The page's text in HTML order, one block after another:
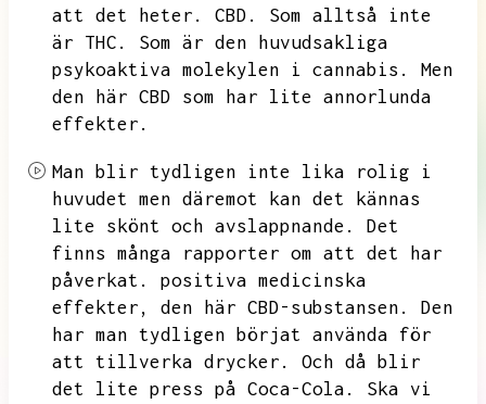
att det heter.
CBD.
Som alltså inte
är THC.
Som är den huvudsakliga
psykoaktiva molekylen i cannabis.
Men
den här CBD som har lite annorlunda
effekter.
Man blir tydligen inte lika rolig i
huvudet men däremot kan det kännas
lite skönt och avslappnande.
Det
finns många rapporter om att det har
påverkat.
positiva medicinska
effekter,
den här CBD-substansen.
Den
har man tydligen börjat använda för
att tillverka drycker.
Och då blir
det lite press på Coca-Cola.
Ska vi